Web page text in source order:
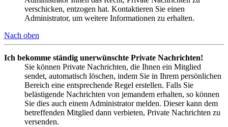
verschicken, entzogen hat. Kontaktieren Sie einen
Administrator, um weitere Informationen zu erhalten.
Nach oben
Ich bekomme ständig unerwünschte Private Nachrichten!
Sie können Private Nachrichten, die Ihnen ein Mitglied
sendet, automatisch löschen, indem Sie in Ihrem persönlichen
Bereich eine entsprechende Regel erstellen. Falls Sie
belästigende Nachrichten von jemandem erhalten, so können
Sie dies auch einem Administrator melden. Dieser kann dem
betreffenden Mitglied dann verbieten, Private Nachrichten zu
versenden.